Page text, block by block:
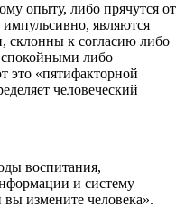
опыту, либо прячутся от
импульсивно, являются
склонны к согласию либо
спокойными либо
это «пятифакторной
человеческий
воспитания,
и систему
измените человека».